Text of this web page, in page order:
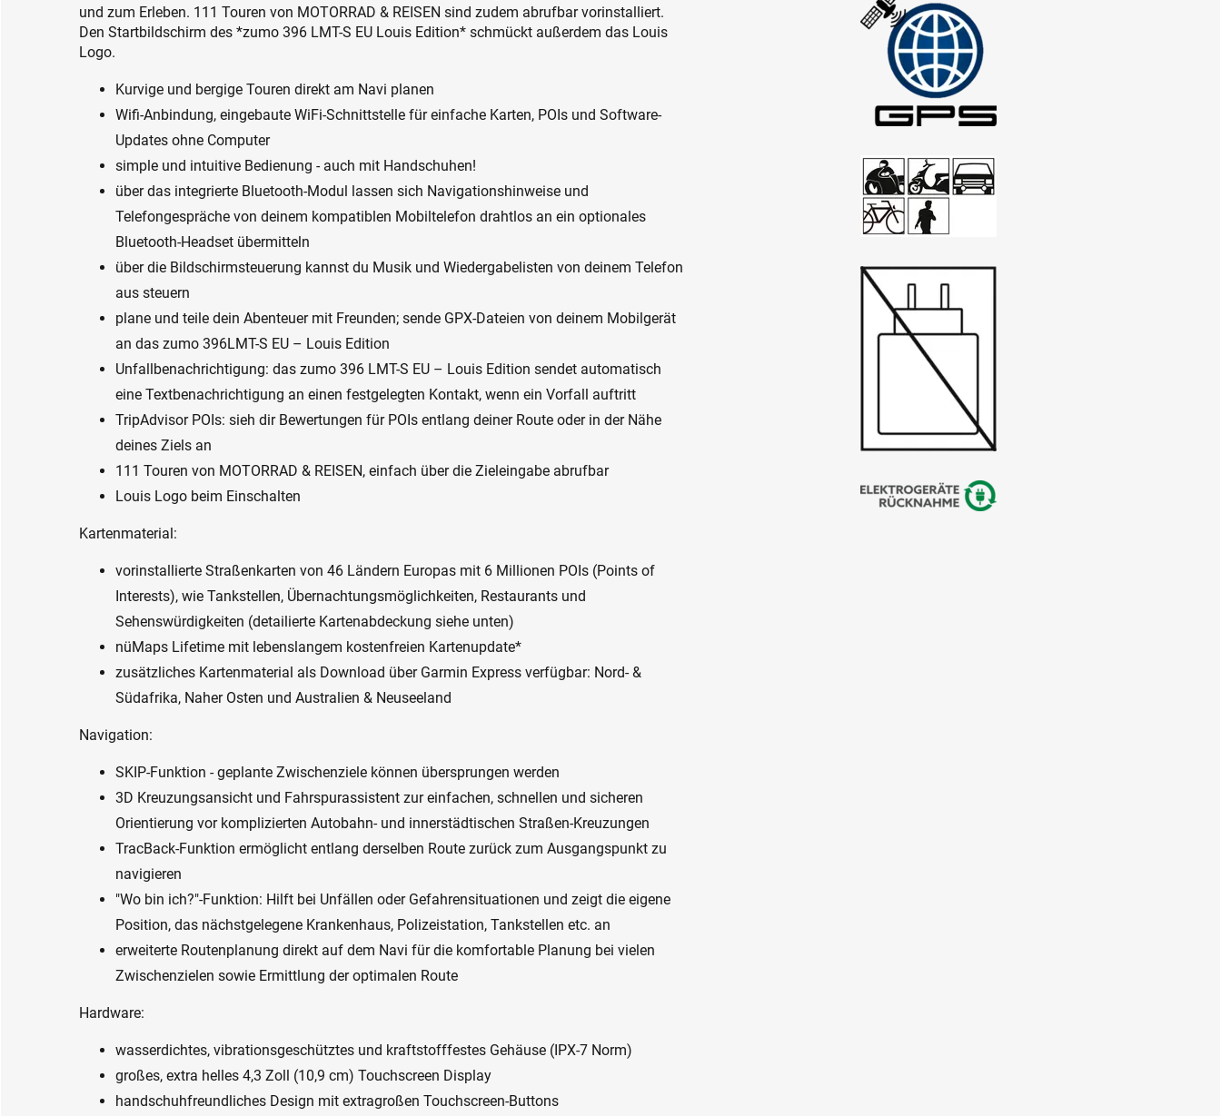
und zum Erleben. 111 Touren von MOTORRAD & REISEN sind zudem abrufbar vorinstalliert.
Den Startbildschirm des *zumo 396 LMT-S EU Louis Edition* schmückt außerdem das Louis
Logo.
Kurvige und bergige Touren direkt am Navi planen
Wifi-Anbindung, eingebaute WiFi-Schnittstelle für einfache Karten, POIs und Software-
Updates ohne Computer
simple und intuitive Bedienung - auch mit Handschuhen!
über das integrierte Bluetooth-Modul lassen sich Navigationshinweise und
Telefongespräche von deinem kompatiblen Mobiltelefon drahtlos an ein optionales
Bluetooth-Headset übermitteln
über die Bildschirmsteuerung kannst du Musik und Wiedergabelisten von deinem Telefon
aus steuern
plane und teile dein Abenteuer mit Freunden; sende GPX-Dateien von deinem Mobilgerät
an das zumo 396LMT-S EU – Louis Edition
Unfallbenachrichtigung: das zumo 396 LMT-S EU – Louis Edition sendet automatisch
eine Textbenachrichtigung an einen festgelegten Kontakt, wenn ein Vorfall auftritt
TripAdvisor POIs: sieh dir Bewertungen für POIs entlang deiner Route oder in der Nähe
deines Ziels an
111 Touren von MOTORRAD & REISEN, einfach über die Zieleingabe abrufbar
Louis Logo beim Einschalten
Kartenmaterial:
vorinstallierte Straßenkarten von 46 Ländern Europas mit 6 Millionen POIs (Points of
Interests), wie Tankstellen, Übernachtungsmöglichkeiten, Restaurants und
Sehenswürdigkeiten (detailierte Kartenabdeckung siehe unten)
nüMaps Lifetime mit lebenslangem kostenfreien Kartenupdate*
zusätzliches Kartenmaterial als Download über Garmin Express verfügbar: Nord- &
Südafrika, Naher Osten und Australien & Neuseeland
Navigation:
SKIP-Funktion - geplante Zwischenziele können übersprungen werden
3D Kreuzungsansicht und Fahrspurassistent zur einfachen, schnellen und sicheren
Orientierung vor komplizierten Autobahn- und innerstädtischen Straßen-Kreuzungen
TracBack-Funktion ermöglicht entlang derselben Route zurück zum Ausgangspunkt zu
navigieren
"Wo bin ich?"-Funktion: Hilft bei Unfällen oder Gefahrensituationen und zeigt die eigene
Position, das nächstgelegene Krankenhaus, Polizeistation, Tankstellen etc. an
erweiterte Routenplanung direkt auf dem Navi für die komfortable Planung bei vielen
Zwischenzielen sowie Ermittlung der optimalen Route
Hardware:
wasserdichtes, vibrationsgeschütztes und kraftstofffestes Gehäuse (IPX-7 Norm)
großes, extra helles 4,3 Zoll (10,9 cm) Touchscreen Display
handschuhfreundliches Design mit extragroßen Touchscreen-Buttons